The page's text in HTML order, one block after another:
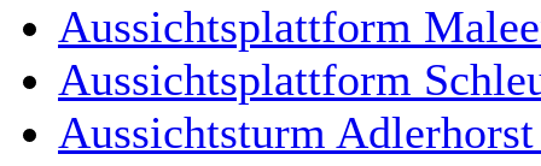
Aussichtsplattform
Aussichtsplattform
Aussichtsturm